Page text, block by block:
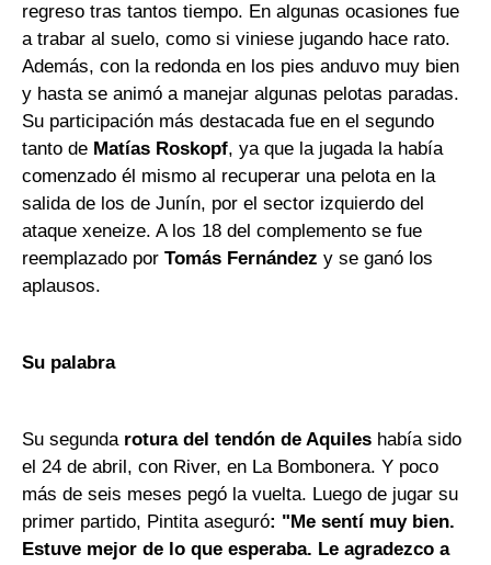
regreso tras tantos tiempo. En algunas ocasiones fue
a trabar al suelo, como si viniese jugando hace rato.
Además, con la redonda en los pies anduvo muy bien
y hasta se animó a manejar algunas pelotas paradas.
Su participación más destacada fue en el segundo
tanto de Matías Roskopf, ya que la jugada la había
comenzado él mismo al recuperar una pelota en la
salida de los de Junín, por el sector izquierdo del
ataque xeneize. A los 18 del complemento se fue
reemplazado por Tomás Fernández y se ganó los
aplausos.
Su palabra
Su segunda rotura del tendón de Aquiles había sido
el 24 de abril, con River, en La Bombonera. Y poco
más de seis meses pegó la vuelta. Luego de jugar su
primer partido, Pintita aseguró: "Me sentí muy bien.
Estuve mejor de lo que esperaba. Le agradezco a